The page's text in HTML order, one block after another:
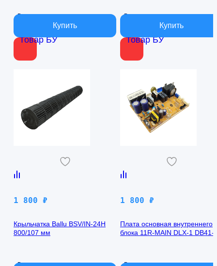
Товар БУ
В наличии
Товар БУ
В наличии
1 800 ₽
Крыльчатка Ballu BSV/IN-24H
800/107 мм
В наличии
1 800 ₽
Плата основная внутреннего
блока 11R-MAIN DLX-1 DB41-
В наличии